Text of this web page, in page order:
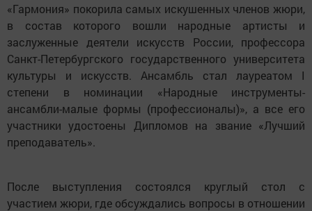
«Гармония» покорила самых искушенных членов жюри,
в состав которого вошли народные артисты и
заслуженные деятели искусств России, профессора
Санкт-Петербургского государственного университета
культуры и искусств. Ансамбль стал лауреатом I
степени в номинации «Народные инструменты-
ансамбли-малые формы (профессионалы)», а все его
участники удостоены Дипломов на звание «Лучший
преподаватель».
После выступления состоялся круглый стол с
участием жюри, где обсуждались вопросы в отношении